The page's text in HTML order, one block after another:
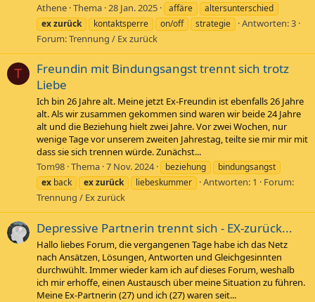
Athene Thema 28 Jan. 2025 affäre
altersunterschied
exzurück kontaktsperre on/off strategie
Antworten: 3
Forum:Trennung / Ex zurück
T
Freundin mit Bindungsangst trennt sich trotz
Liebe
Ich bin 26 Jahre alt. Meine jetzt Ex-Freundin ist ebenfalls 26 Jahre
alt. Als wir zusammen gekommen sind waren wir beide 24 Jahre
alt und die Beziehung hielt zwei Jahre. Vor zwei Wochen, nur
wenige Tage vor unserem zweiten Jahrestag, teilte sie mir mir mit
dass sie sich trennen würde. Zunächst...
Tom98 Thema 7 Nov. 2024 beziehung
bindungsangst
ex back exzurück liebeskummer Antworten: 1
Forum:
Trennung / Ex zurück
Depressive Partnerin trennt sich - EX-zurück...
Hallo liebes Forum, die vergangenen Tage habe ich das Netz
nach Ansätzen, Lösungen, Antworten und Gleichgesinnten
durchwühlt. Immer wieder kam ich auf dieses Forum, weshalb
ich mir erhoffe, einen Austausch über meine Situation zu führen.
Meine Ex-Partnerin (27) und ich (27) waren seit...